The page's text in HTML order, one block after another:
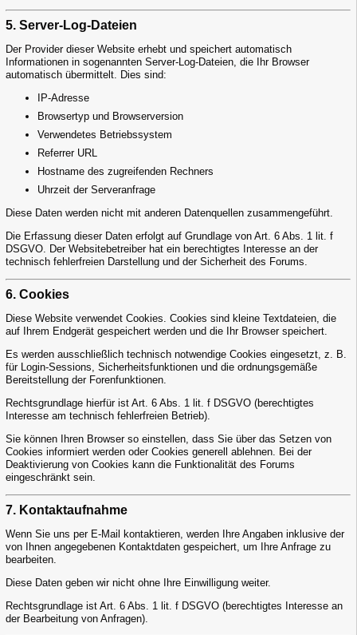
5. Server-Log-Dateien
Der Provider dieser Website erhebt und speichert automatisch
Informationen in sogenannten Server-Log-Dateien, die Ihr Browser
automatisch übermittelt. Dies sind:
IP-Adresse
Browsertyp und Browserversion
Verwendetes Betriebssystem
Referrer URL
Hostname des zugreifenden Rechners
Uhrzeit der Serveranfrage
Diese Daten werden nicht mit anderen Datenquellen zusammengeführt.
Die Erfassung dieser Daten erfolgt auf Grundlage von Art. 6 Abs. 1 lit. f
DSGVO. Der Websitebetreiber hat ein berechtigtes Interesse an der
technisch fehlerfreien Darstellung und der Sicherheit des Forums.
6. Cookies
Diese Website verwendet Cookies. Cookies sind kleine Textdateien, die
auf Ihrem Endgerät gespeichert werden und die Ihr Browser speichert.
Es werden ausschließlich technisch notwendige Cookies eingesetzt, z. B.
für Login-Sessions, Sicherheitsfunktionen und die ordnungsgemäße
Bereitstellung der Forenfunktionen.
Rechtsgrundlage hierfür ist Art. 6 Abs. 1 lit. f DSGVO (berechtigtes
Interesse am technisch fehlerfreien Betrieb).
Sie können Ihren Browser so einstellen, dass Sie über das Setzen von
Cookies informiert werden oder Cookies generell ablehnen. Bei der
Deaktivierung von Cookies kann die Funktionalität des Forums
eingeschränkt sein.
7. Kontaktaufnahme
Wenn Sie uns per E-Mail kontaktieren, werden Ihre Angaben inklusive der
von Ihnen angegebenen Kontaktdaten gespeichert, um Ihre Anfrage zu
bearbeiten.
Diese Daten geben wir nicht ohne Ihre Einwilligung weiter.
Rechtsgrundlage ist Art. 6 Abs. 1 lit. f DSGVO (berechtigtes Interesse an
der Bearbeitung von Anfragen).